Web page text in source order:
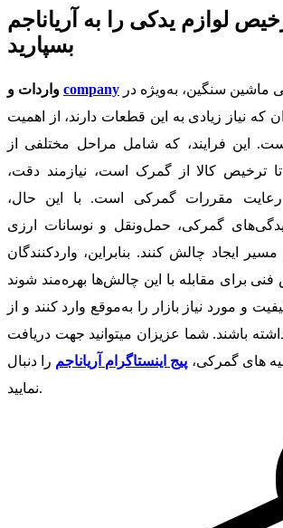
لوازم یدکی را به آریاناجم
بسپارید
company
که نیاز زیادی به این قطعات دارند، از اهمیت
این فرایند، که شامل مراحل مختلفی از
تا ترخیص کالا از گمرک است، نیازمند دقت،
مقررات گمرکی است. با این حال،
گمرکی، حمل‌ونقل و نوسانات ارزی
ایجاد چالش کنند. بنابراین، واردکنندگان
فنی برای مقابله با این چالش‌ها بهره‌مند شوند
و مورد نیاز بازار را به‌موقع وارد کنند و از
داشته باشند. شما عزیزان میتوانید جهت دریافت
های گمرکی، پیج اینستاگرام آریاناجم را دنبال
نمایید.